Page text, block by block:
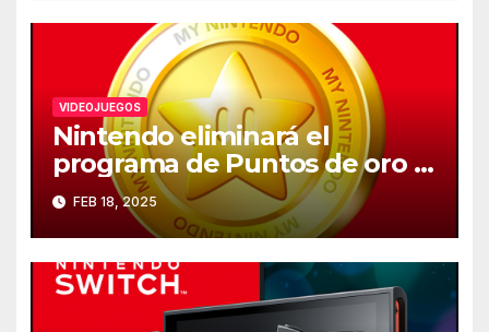
VIDEOJUEGOS
Nintendo eliminará el
programa de Puntos de oro el
25 de marzo
FEB 18, 2025